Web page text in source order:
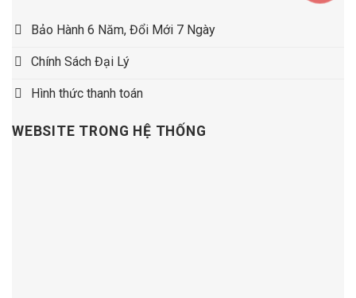
Bảo Hành 6 Năm, Đổi Mới 7 Ngày
Chính Sách Đại Lý
Hình thức thanh toán
WEBSITE TRONG HỆ THỐNG